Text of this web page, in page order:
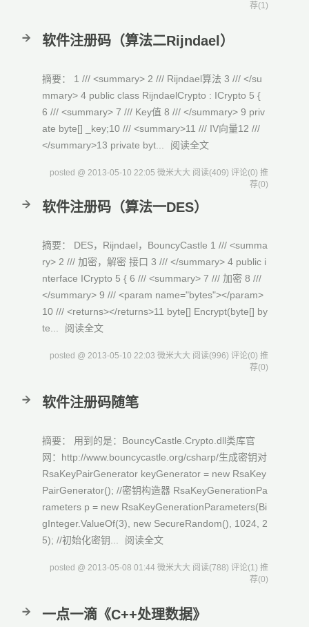
荐(1)
软件注册码（算法二Rijndael）
摘要： 1 /// <summary> 2 /// Rijndael算法 3 /// </su
mmary> 4 public class RijndaelCrypto : ICrypto 5 {
6 /// <summary> 7 /// Key值 8 /// </summary> 9 priv
ate byte[] _key;10 /// <summary>11 /// IV向量12 ///
</summary>13 private byt...
阅读全文
posted @ 2013-05-10 22:05 微米大大 阅读(409) 评论(0) 推
荐(0)
软件注册码（算法一DES）
摘要： DES，Rijndael，BouncyCastle 1 /// <summa
ry> 2 /// 加密，解密 接口 3 /// </summary> 4 public i
nterface ICrypto 5 { 6 /// <summary> 7 /// 加密 8 ///
</summary> 9 /// <param name="bytes"></param>
10 /// <returns></returns>11 byte[] Encrypt(byte[] by
te...
阅读全文
posted @ 2013-05-10 22:03 微米大大 阅读(996) 评论(0) 推
荐(0)
软件注册码随笔
摘要： 用到的是：BouncyCastle.Crypto.dll类库官
网：http://www.bouncycastle.org/csharp/生成密钥对
RsaKeyPairGenerator keyGenerator = new RsaKey
PairGenerator(); //密钥构造器 RsaKeyGenerationPa
rameters p = new RsaKeyGenerationParameters(Bi
gInteger.ValueOf(3), new SecureRandom(), 1024, 2
5); //初始化密钥...
阅读全文
posted @ 2013-05-08 01:44 微米大大 阅读(788) 评论(1) 推
荐(0)
一点一滴《C++处理数据》